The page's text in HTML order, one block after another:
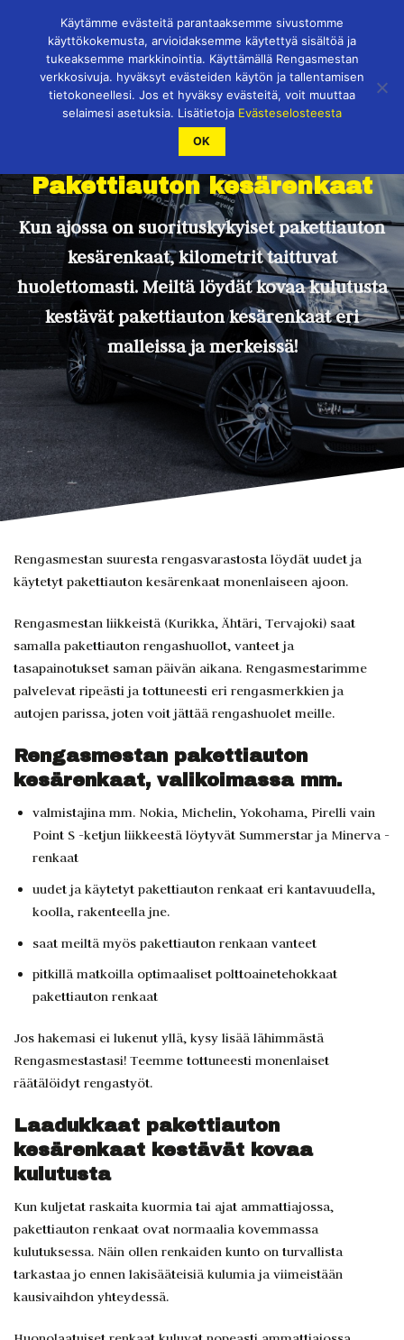
Pakettiauton kesärenkaat
Kun ajossa on suorituskykyiset pakettiauton
kesärenkaat, kilometrit taittuvat
huolettomasti. Meiltä löydät kovaa kulutusta
kestävät pakettiauton kesärenkaat eri
malleissa ja merkeissä!
Rengasmestan suuresta rengasvarastosta löydät uudet ja
käytetyt pakettiauton kesärenkaat monenlaiseen ajoon.
Rengasmestan liikkeistä (Kurikka, Ähtäri, Tervajoki) saat
samalla pakettiauton rengashuollot, vanteet ja
tasapainotukset saman päivän aikana. Rengasmestarimme
palvelevat ripeästi ja tottuneesti eri rengasmerkkien ja
autojen parissa, joten voit jättää rengashuolet meille.
Rengasmestan pakettiauton
kesärenkaat, valikoimassa mm.
valmistajina mm. Nokia, Michelin, Yokohama, Pirelli vain
Point S -ketjun liikkeestä löytyvät Summerstar ja Minerva -
renkaat
uudet ja käytetyt pakettiauton renkaat eri kantavuudella,
koolla, rakenteella jne.
saat meiltä myös pakettiauton renkaan vanteet
pitkillä matkoilla optimaaliset polttoainetehokkaat
pakettiauton renkaat
Jos hakemasi ei lukenut yllä, kysy lisää lähimmästä
Rengasmestastasi! Teemme tottuneesti monenlaiset
räätälöidyt rengastyöt.
Laadukkaat pakettiauton
kesärenkaat kestävät kovaa
kulutusta
Kun kuljetat raskaita kuormia tai ajat ammattiajossa,
pakettiauton renkaat ovat normaalia kovemmassa
kulutuksessa. Näin ollen renkaiden kunto on turvallista
tarkastaa jo ennen lakisääteisiä kulumia ja viimeistään
kausivaihdon yhteydessä.
Käytämme evästeitä parantaaksemme sivustomme
käyttökokemusta, arvioidaksemme käytettyä sisältöä ja
tukeaksemme markkinointia. Käyttämällä Rengasmestan
verkkosivuja. hyväksyt evästeiden käytön ja tallentamisen
tietokoneellesi. Jos et hyväksy evästeitä, voit muuttaa
selaimesi asetuksia. Lisätietoja Evästeselosteesta
OK